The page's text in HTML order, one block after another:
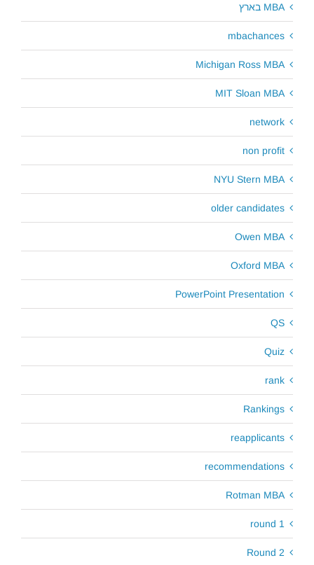
MBA בארץ
mbachances
Michigan Ross MBA
MIT Sloan MBA
network
non profit
NYU Stern MBA
older candidates
Owen MBA
Oxford MBA
PowerPoint Presentation
QS
Quiz
rank
Rankings
reapplicants
recommendations
Rotman MBA
round 1
Round 2